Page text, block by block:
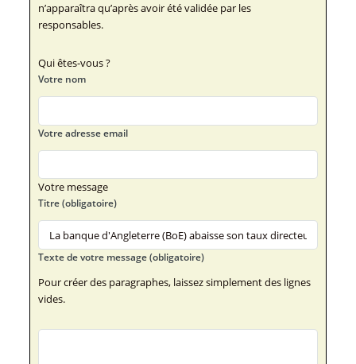
n’apparaîtra qu’après avoir été validée par les
responsables.
Qui êtes-vous ?
Votre nom
Votre adresse email
Votre message
Titre (obligatoire)
Texte de votre message (obligatoire)
Pour créer des paragraphes, laissez simplement des lignes
vides.